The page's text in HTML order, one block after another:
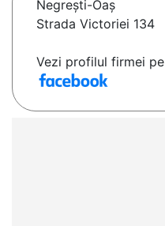
Negreşti-Oaş
Strada Victoriei 134
Vezi profilul firmei pe